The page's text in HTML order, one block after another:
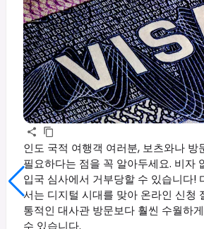
인도 국적 여행객 여러분, 보츠와나 방
필요하다는 점을 꼭 알아두세요. 비자
입국 심사에서 거부당할 수 있습니다!
서는 디지털 시대를 맞아 온라인 신청
통적인 대사관 방문보다 훨씬 수월하
수 있습니다.